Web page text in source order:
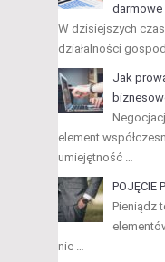
darmowe
W dzisiejszych
działalności
Jak
element
umiejętność …
POJĘCIE
Pieniądz
nie …